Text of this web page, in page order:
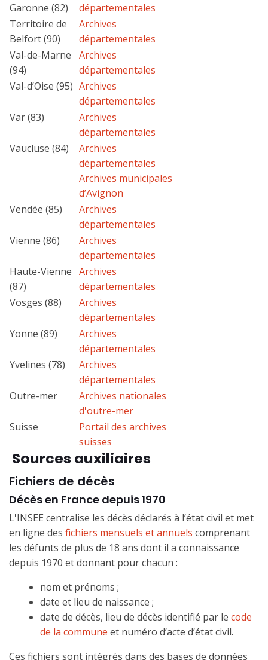
Garonne (82)
départementales
Territoire de
Belfort (90)
Archives
départementales
Val-de-Marne
(94)
Archives
départementales
Val-d’Oise (95) Archives
départementales
Var (83)
Archives
départementales
Vaucluse (84)
Archives
départementales
Archives municipales
d’Avignon
Vendée (85)
Archives
départementales
Vienne (86)
Archives
départementales
Haute-Vienne
(87)
Archives
départementales
Vosges (88)
Archives
départementales
Yonne (89)
Archives
départementales
Yvelines (78)
Archives
départementales
Outre-mer
Archives nationales
d'outre-mer
Suisse
Portail des archives
suisses
Sources auxiliaires
Fichiers de décès
Décès en France depuis 1970
L'INSEE centralise les décès déclarés à l’état civil et met
en ligne des fichiers mensuels et annuels comprenant
les défunts de plus de 18 ans dont il a connaissance
depuis 1970 et donnant pour chacun :
nom et prénoms ;
date et lieu de naissance ;
date de décès, lieu de décès identifié par le code
de la commune et numéro d’acte d’état civil.
Ces fichiers sont intégrés dans des bases de données